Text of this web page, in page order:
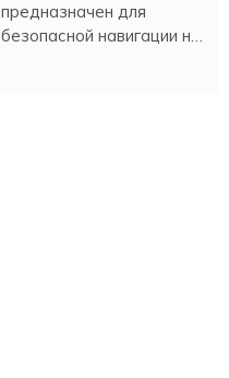
предназначен для
безопасной навигации на